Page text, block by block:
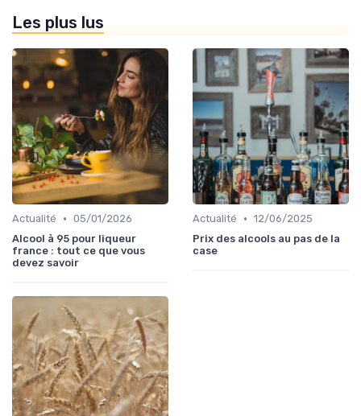
Les plus lus
Actualité • 05/01/2026
Alcool à 95 pour liqueur
france : tout ce que vous
devez savoir
Actualité • 12/06/2025
Prix des alcools au pas de la
case